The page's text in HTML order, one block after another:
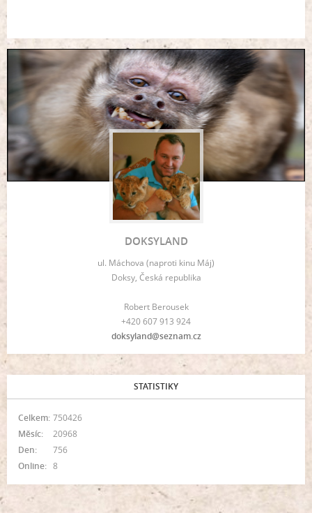
DOKSYLAND
ul. Máchova (naproti kinu Máj)
Doksy, Česká republika
Robert Berousek
+420 607 913 924
doksyland@seznam.cz
STATISTIKY
Online: 8
Celkem: 750426
Měsíc:
20968
Den:
756